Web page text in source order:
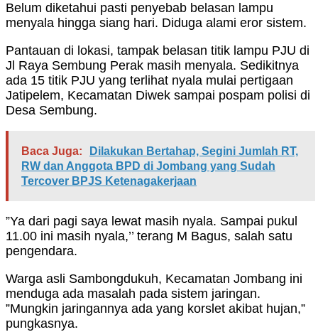
Belum diketahui pasti penyebab belasan lampu
menyala hingga siang hari. Diduga alami eror sistem.
Pantauan di lokasi, tampak belasan titik lampu PJU di
Jl Raya Sembung Perak masih menyala. Sedikitnya
ada 15 titik PJU yang terlihat nyala mulai pertigaan
Jatipelem, Kecamatan Diwek sampai pospam polisi di
Desa Sembung.
Baca Juga:
Dilakukan Bertahap, Segini Jumlah RT,
RW dan Anggota BPD di Jombang yang Sudah
Tercover BPJS Ketenagakerjaan
”Ya dari pagi saya lewat masih nyala. Sampai pukul
11.00 ini masih nyala,’’ terang M Bagus, salah satu
pengendara.
Warga asli Sambongdukuh, Kecamatan Jombang ini
menduga ada masalah pada sistem jaringan.
”Mungkin jaringannya ada yang korslet akibat hujan,”
pungkasnya.